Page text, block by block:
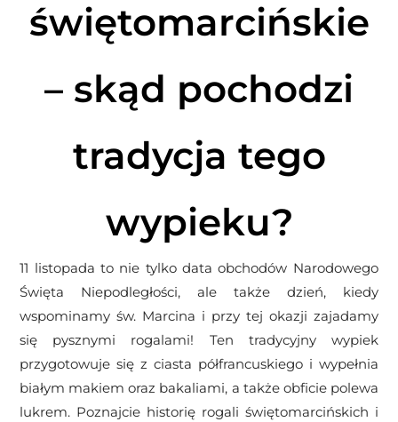
świętomarcińskie
– skąd pochodzi
tradycja tego
wypieku?
11 listopada to nie tylko data obchodów Narodowego
Święta Niepodległości, ale także dzień, kiedy
wspominamy św. Marcina i przy tej okazji zajadamy
się pysznymi rogalami! Ten tradycyjny wypiek
przygotowuje się z ciasta półfrancuskiego i wypełnia
białym makiem oraz bakaliami, a także obficie polewa
lukrem. Poznajcie historię rogali świętomarcińskich i